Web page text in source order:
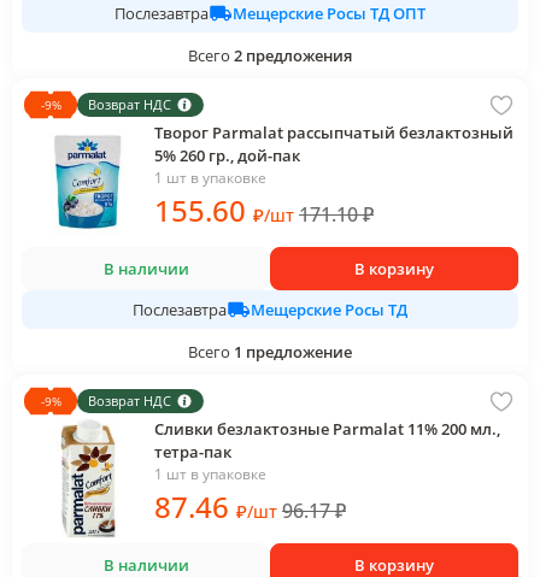
Послезавтра
Мещерские Росы ТД ОПТ
Всего 2 предложения
-9% Возврат НДС
Творог Parmalat рассыпчатый безлактозный
5% 260 гр., дой-пак
1 шт в упаковке
155.60 ₽/шт 171.10₽
В наличии
В корзину
Послезавтра
Мещерские Росы ТД
Всего 1 предложение
-9% Возврат НДС
Сливки безлактозные Parmalat 11% 200 мл.,
тетра-пак
1 шт в упаковке
87.46 ₽/шт 96.17₽
В наличии
В корзину